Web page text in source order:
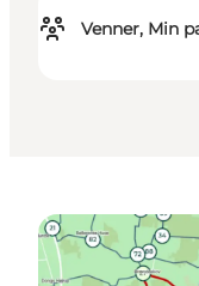
Venner, Min